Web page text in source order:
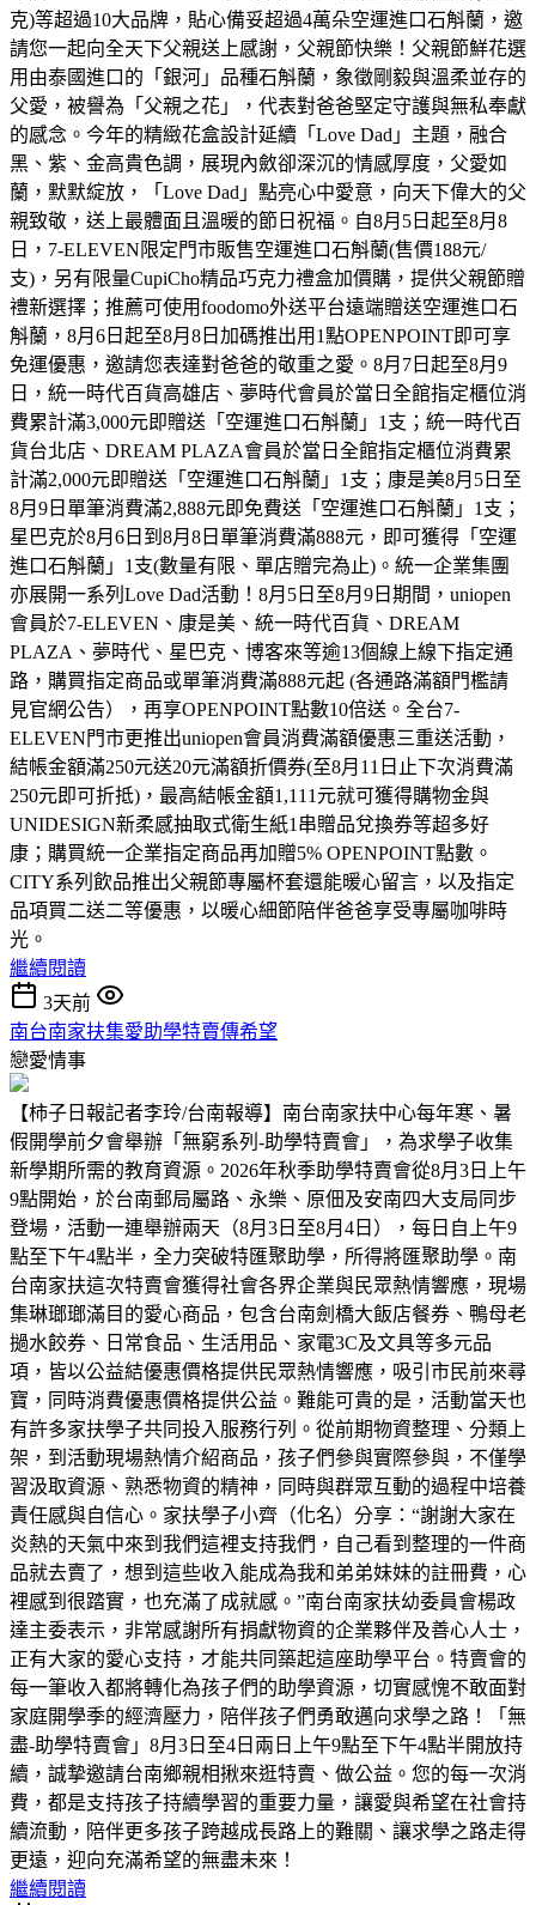
克)等超過10大品牌，貼心備妥超過4萬朵空運進口石斛蘭，邀
請您一起向全天下父親送上感謝，父親節快樂！父親節鮮花選
用由泰國進口的「銀河」品種石斛蘭，象徵剛毅與溫柔並存的
父愛，被譽為「父親之花」，代表對爸爸堅定守護與無私奉獻
的感念。今年的精緻花盒設計延續「Love Dad」主題，融合
黑、紫、金高貴色調，展現內斂卻深沉的情感厚度，父愛如
蘭，默默綻放，「Love Dad」點亮心中愛意，向天下偉大的父
親致敬，送上最體面且溫暖的節日祝福。自8月5日起至8月8
日，7-ELEVEN限定門市販售空運進口石斛蘭(售價188元/
支)，另有限量CupiCho精品巧克力禮盒加價購，提供父親節贈
禮新選擇；推薦可使用foodomo外送平台遠端贈送空運進口石
斛蘭，8月6日起至8月8日加碼推出用1點OPENPOINT即可享
免運優惠，邀請您表達對爸爸的敬重之愛。8月7日起至8月9
日，統一時代百貨高雄店、夢時代會員於當日全館指定櫃位消
費累計滿3,000元即贈送「空運進口石斛蘭」1支；統一時代百
貨台北店、DREAM PLAZA會員於當日全館指定櫃位消費累
計滿2,000元即贈送「空運進口石斛蘭」1支；康是美8月5日至
8月9日單筆消費滿2,888元即免費送「空運進口石斛蘭」1支；
星巴克於8月6日到8月8日單筆消費滿888元，即可獲得「空運
進口石斛蘭」1支(數量有限、單店贈完為止)。統一企業集團
亦展開一系列Love Dad活動！8月5日至8月9日期間，uniopen
會員於7-ELEVEN、康是美、統一時代百貨、DREAM
PLAZA、夢時代、星巴克、博客來等逾13個線上線下指定通
路，購買指定商品或單筆消費滿888元起 (各通路滿額門檻請
見官網公告），再享OPENPOINT點數10倍送。全台7-
ELEVEN門市更推出uniopen會員消費滿額優惠三重送活動，
結帳金額滿250元送20元滿額折價券(至8月11日止下次消費滿
250元即可折抵)，最高結帳金額1,111元就可獲得購物金與
UNIDESIGN新柔感抽取式衛生紙1串贈品兌換券等超多好
康；購買統一企業指定商品再加贈5% OPENPOINT點數。
CITY系列飲品推出父親節專屬杯套還能暖心留言，以及指定
品項買二送二等優惠，以暖心細節陪伴爸爸享受專屬咖啡時
光。
繼續閱讀
3天前
南台南家扶集愛助學特賣傳希望
戀愛情事
【柿子日報記者李玲/台南報導】南台南家扶中心每年寒、暑
假開學前夕會舉辦「無窮系列-助學特賣會」，為求學子收集
新學期所需的教育資源。2026年秋季助學特賣會從8月3日上午
9點開始，於台南郵局屬路、永樂、原佃及安南四大支局同步
登場，活動一連舉辦兩天（8月3日至8月4日），每日自上午9
點至下午4點半，全力突破特匯聚助學，所得將匯聚助學。南
台南家扶這次特賣會獲得社會各界企業與民眾熱情響應，現場
集琳瑯瑯滿目的愛心商品，包含台南劍橋大飯店餐券、鴨母老
撾水餃券、日常食品、生活用品、家電3C及文具等多元品
項，皆以公益結優惠價格提供民眾熱情響應，吸引市民前來尋
寶，同時消費優惠價格提供公益。難能可貴的是，活動當天也
有許多家扶學子共同投入服務行列。從前期物資整理、分類上
架，到活動現場熱情介紹商品，孩子們參與實際參與，不僅學
習汲取資源、熟悉物資的精神，同時與群眾互動的過程中培養
責任感與自信心。家扶學子小齊（化名）分享：“謝謝大家在
炎熱的天氣中來到我們這裡支持我們，自己看到整理的一件商
品就去賣了，想到這些收入能成為我和弟弟妹妹的註冊費，心
裡感到很踏實，也充滿了成就感。”南台南家扶幼委員會楊政
達主委表示，非常感謝所有捐獻物資的企業夥伴及善心人士，
正有大家的愛心支持，才能共同築起這座助學平台。特賣會的
每一筆收入都將轉化為孩子們的助學資源，切實感愧不敢面對
家庭開學季的經濟壓力，陪伴孩子們勇敢邁向求學之路！「無
盡-助學特賣會」8月3日至4日兩日上午9點至下午4點半開放持
續，誠摯邀請台南鄉親相揪來逛特賣、做公益。您的每一次消
費，都是支持孩子持續學習的重要力量，讓愛與希望在社會持
續流動，陪伴更多孩子跨越成長路上的難關、讓求學之路走得
更遠，迎向充滿希望的無盡未來！
繼續閱讀